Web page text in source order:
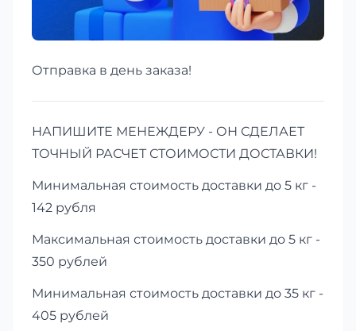
Отправка в день заказа!
НАПИШИТЕ МЕНЕЖДЕРУ - ОН СДЕЛАЕТ
ТОЧНЫЙ РАСЧЕТ СТОИМОСТИ ДОСТАВКИ!
Минимальная стоимость доставки до 5 кг -
142 рубля
Максимальная стоимость доставки до 5 кг -
350 рублей
Минимальная стоимость доставки до 35 кг -
405 рублей